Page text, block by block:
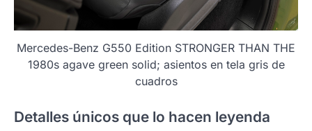
Mercedes-Benz G550 Edition STRONGER THAN THE
1980s agave green solid; asientos en tela gris de
cuadros
Detalles únicos que lo hacen leyenda